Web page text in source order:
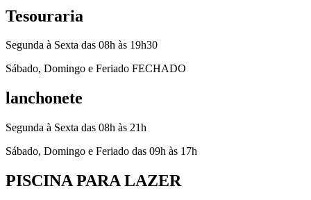
Tesouraria
Segunda à Sexta das 08h às 19h30
Sábado, Domingo e Feriado FECHADO
lanchonete
Segunda à Sexta das 08h às 21h
Sábado, Domingo e Feriado das 09h às 17h
PISCINA PARA LAZER